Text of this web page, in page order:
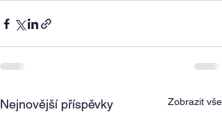
Nejnovější příspěvky Zobrazit vše